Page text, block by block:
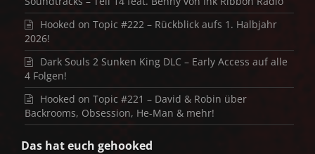
Hooked on Topic #222 – Rückblick aufs 1. Halbjahr
2026!
Dark Souls 2 Sunken King DLC – Early Access auf alle
4 Folgen!
Hooked on Topic #221 – David & Robin über
Backrooms, Obsession, He-Man & mehr!
Das hat euch gehooked